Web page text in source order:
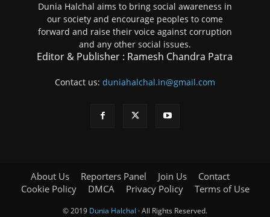
Dunia Halchal aims to bring social awareness in
our society and encourage peoples to come
forward and raise their voice against corruption
and any other social issues.
Editor & Publisher : Ramesh Chandra Patra
Contact us: duniahalchal.in@gmail.com
About Us Reporters Panel Join Us
Contact
Cookie Policy
DMCA Privacy Policy Terms of Use
© 2019 Dunia Halchal · All Rights Reserved.